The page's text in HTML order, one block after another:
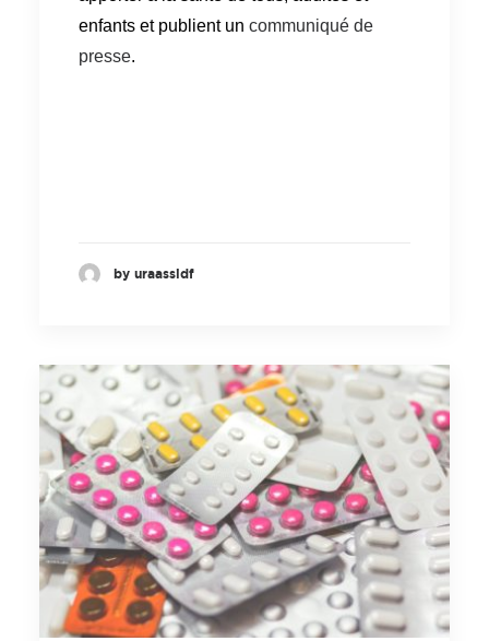
enfants et publient un communiqué de
presse.
by uraassidf